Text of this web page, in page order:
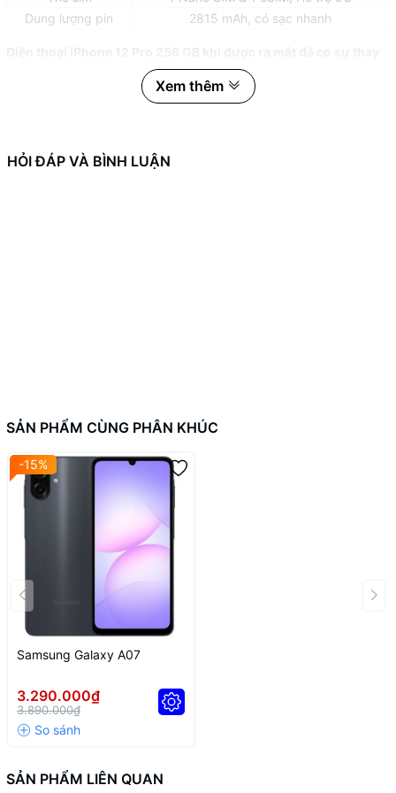
Dung lượng pin
2815 mAh, có sạc nhanh
đổi lớn về thiết kế bên ngoài và chứa đựng một hiệu năng cực
khủng bên trong, kèm theo đó là một loạt các công nghệ ấn
Đúng như tên gọi Pro, Apple sử dụng chất liệu thép cao cấp cho
phần khung viền thay vì nhôm như trên điện thoại iPhone
12 và iPhone 12 Mini, mang đến độ bền vượt trội và diện mạo
bóng bẩy sang trọng hơn.
Xem thêm
HỎI ĐÁP VÀ BÌNH LUẬN
SẢN PHẨM CÙNG PHÂN KHÚC
-15%
Samsung Galaxy A07
3.290.000₫
3.890.000₫
SẢN PHẨM LIÊN QUAN